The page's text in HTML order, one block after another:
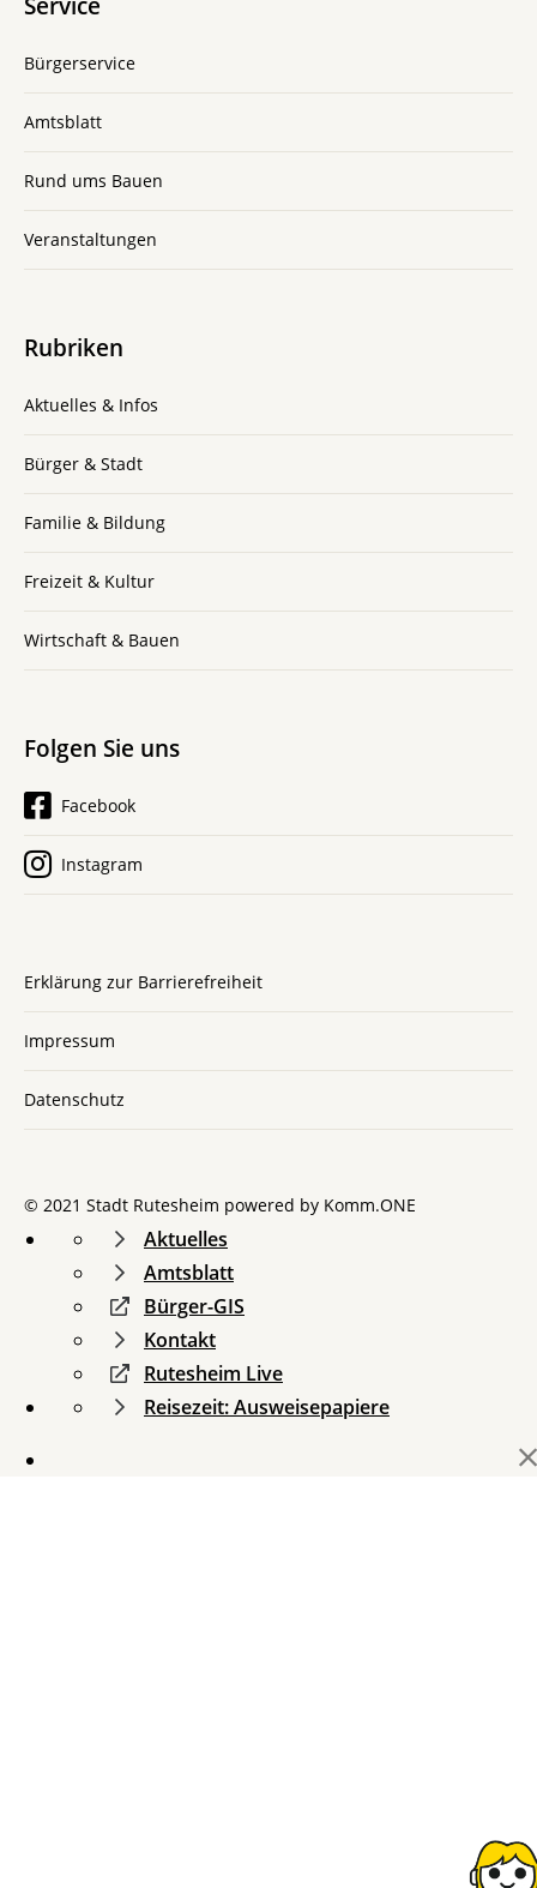
Service
Bürgerservice
Amtsblatt
Rund ums Bauen
Veranstaltungen
Rubriken
Aktuelles & Infos
Bürger & Stadt
Familie & Bildung
Freizeit & Kultur
Wirtschaft & Bauen
Folgen Sie uns
Facebook
Instagram
Erklärung zur Barrierefreiheit
Impressum
Datenschutz
© 2021 Stadt Rutesheim powered by Komm.ONE
Aktuelles
Amtsblatt
Bürger-GIS
Kontakt
Rutesheim Live
Reisezeit: Ausweisepapiere